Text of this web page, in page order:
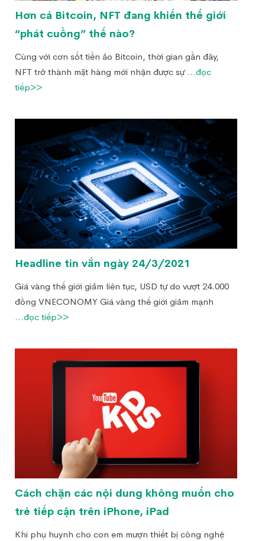
Hơn cả Bitcoin, NFT đang khiến thế giới
“phát cuồng” thế nào?
Cùng với cơn sốt tiền ảo Bitcoin, thời gian gần đây,
NFT trở thành mặt hàng mới nhận được sự ...đọc
tiếp>>
Headline tin vắn ngày 24/3/2021
Giá vàng thế giới giảm liên tục, USD tự do vượt 24.000
đồng VNECONOMY Giá vàng thế giới giảm mạnh
...đọc tiếp>>
Cách chặn các nội dung không muốn cho
trẻ tiếp cận trên iPhone, iPad
Khi phụ huynh cho con em mượn thiết bị công nghệ